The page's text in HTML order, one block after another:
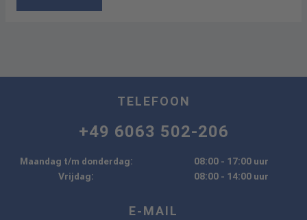
TELEFOON
+49 6063 502-206
Maandag t/m donderdag:
08:00 - 17:00 uur
Vrijdag:
08:00 - 14:00 uur
E-MAIL